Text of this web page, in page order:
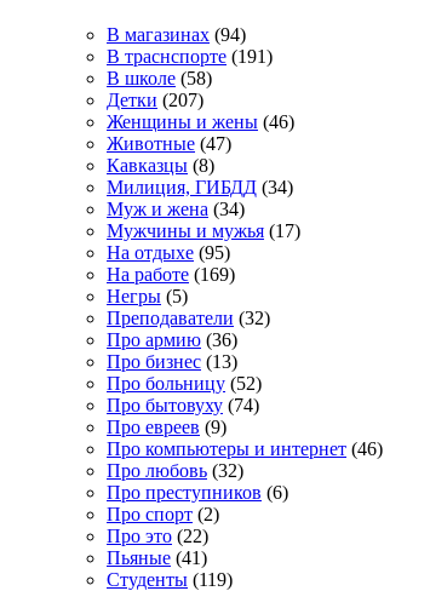
В магазинах (94)
В траснспорте (191)
В школе (58)
Детки (207)
Женщины и жены (46)
Животные (47)
Кавказцы (8)
Милиция, ГИБДД (34)
Муж и жена (34)
Мужчины и мужья (17)
На отдыхе (95)
На работе (169)
Негры (5)
Преподаватели (32)
Про армию (36)
Про бизнес (13)
Про больницу (52)
Про бытовуху (74)
Про евреев (9)
Про компьютеры и интернет (46)
Про любовь (32)
Про преступников (6)
Про спорт (2)
Про это (22)
Пьяные (41)
Студенты (119)